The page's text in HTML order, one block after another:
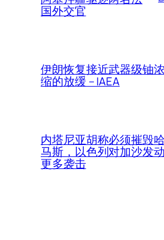
国外交官
伊朗恢复接近武器级铀浓
缩的放缓 – IAEA
内塔尼亚胡称必须摧毁哈
马斯，以色列对加沙发动
更多袭击